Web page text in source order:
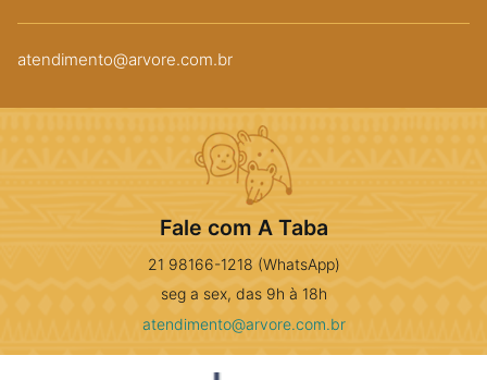
atendimento@arvore.com.br
Fale com A Taba
21 98166-1218 (WhatsApp)
seg a sex, das 9h à 18h
atendimento@arvore.com.br